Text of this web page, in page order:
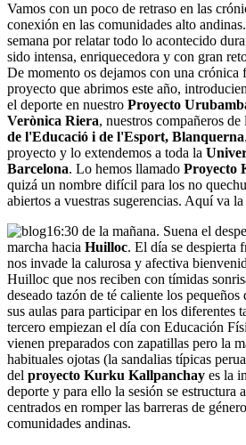
Vamos con un poco de retraso en las
conexión en las comunidades alto
semana por relatar todo lo acontecido
sido intensa, enriquecedora y con gran
De momento os dejamos con una crónica
proyecto que abrimos este año,
el deporte en nuestro Proyecto
Verònica Riera, nuestros compañeros de
de l'Educació i de l'Esport, Blanquerna
proyecto y lo extendemos a toda la
Barcelona. Lo hemos llamado Proyecto
quizá un nombre difícil para los no
abiertos a vuestras sugerencias. Aquí va
6:30 de la mañana. Suena el
marcha hacia Huilloc. El día se despierta
nos invade la calurosa y afectiva
Huilloc que nos reciben con tímidas
deseado tazón de té caliente los
sus aulas para participar en los diferentes
tercero empiezan el día con Educación
vienen preparados con zapatillas pero la
habituales ojotas (la sandalias típicas
del proyecto Kurku Kallpanchay es la
deporte y para ello la sesión se estructura
centrados en romper las barreras de
comunidades andinas.